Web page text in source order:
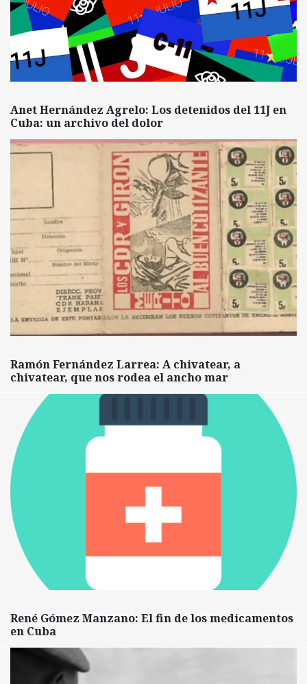
Anet Hernández Agrelo: Los detenidos del 11J en
Cuba: un archivo del dolor
Ramón Fernández Larrea: A chivatear, a
chivatear, que nos rodea el ancho mar
René Gómez Manzano: El fin de los medicamentos
en Cuba